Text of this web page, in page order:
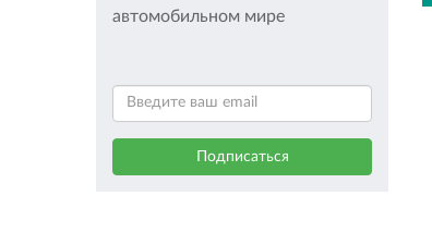
автомобильном мире